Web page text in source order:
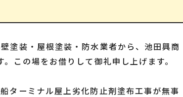
塗装・屋根塗装・防水業者から、池田興商
この場をお借りして御礼申し上げます。
ターミナル屋上劣化防止剤塗布工事が無事